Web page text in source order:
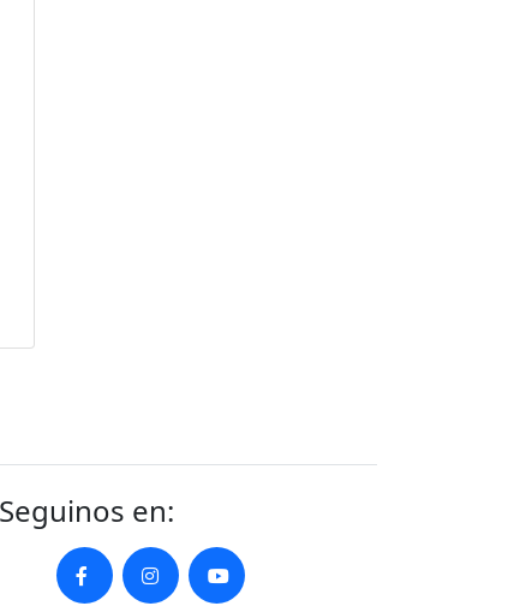
Seguinos en: